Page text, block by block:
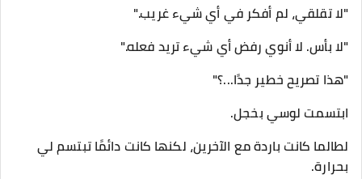
"لا تقلقي، لم أفكر في أي شيء غريب."
"لا بأس. لا أنوي رفض أي شيء تريد فعله."
"هذا تصريح خطير جدًا...؟"
ابتسمت لوسي بخجل.
لطالما كانت باردة مع الآخرين، لكنها كانت دائمًا تبتسم لي
بحرارة.